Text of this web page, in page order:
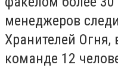
менеджеров
Хранителей Огня,
команде 12